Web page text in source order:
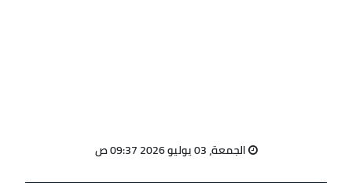
الجمعة، 03 يوليو 2026 09:37 ص